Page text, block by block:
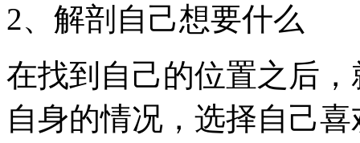
2、解剖自己想要什么
在找到自己的位置之后
自身的情况，选择自己